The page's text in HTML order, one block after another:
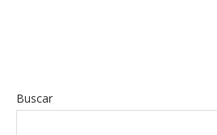
Buscar